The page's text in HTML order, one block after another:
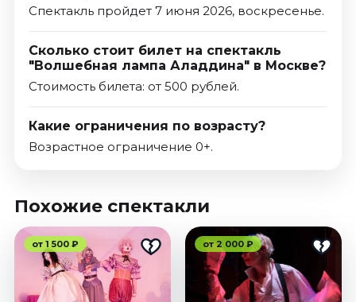
Спектакль пройдет 7 июня 2026, воскресенье.
Сколько стоит билет на спектакль
"Волшебная лампа Аладдина" в Москве?
Стоимость билета: от 500 рублей.
Какие ограничения по возрасту?
Возрастное ограничение 0+.
Похожие спектакли
от 1 500 ₽ от 2 000 ₽